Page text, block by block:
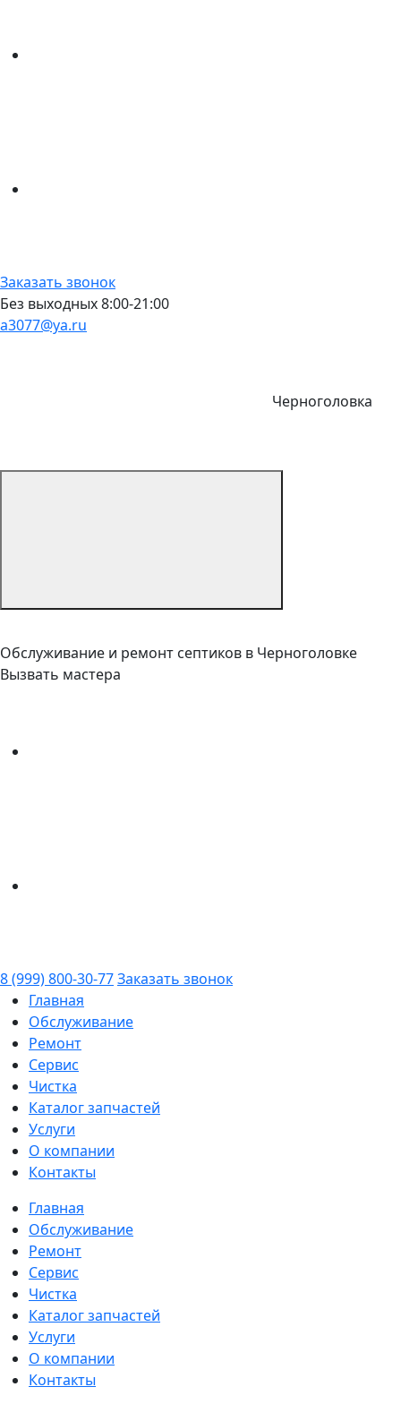
Заказать звонок
Без выходных 8:00-21:00
a3077@ya.ru
Черноголовка
Обслуживание и ремонт септиков в Черноголовке
Вызвать мастера
8 (999) 800-30-77Заказать звонок
Главная
Обслуживание
Ремонт
Сервис
Чистка
Каталог запчастей
Услуги
О компании
Контакты
Главная
Обслуживание
Ремонт
Сервис
Чистка
Каталог запчастей
Услуги
О компании
Контакты